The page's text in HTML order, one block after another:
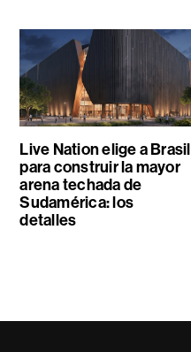
Live Nation elige a Brasil
para construir la mayor
arena techada de
Sudamérica: los
detalles